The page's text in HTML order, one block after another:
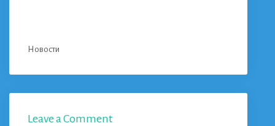
Categories
Новости
Leave a Comment